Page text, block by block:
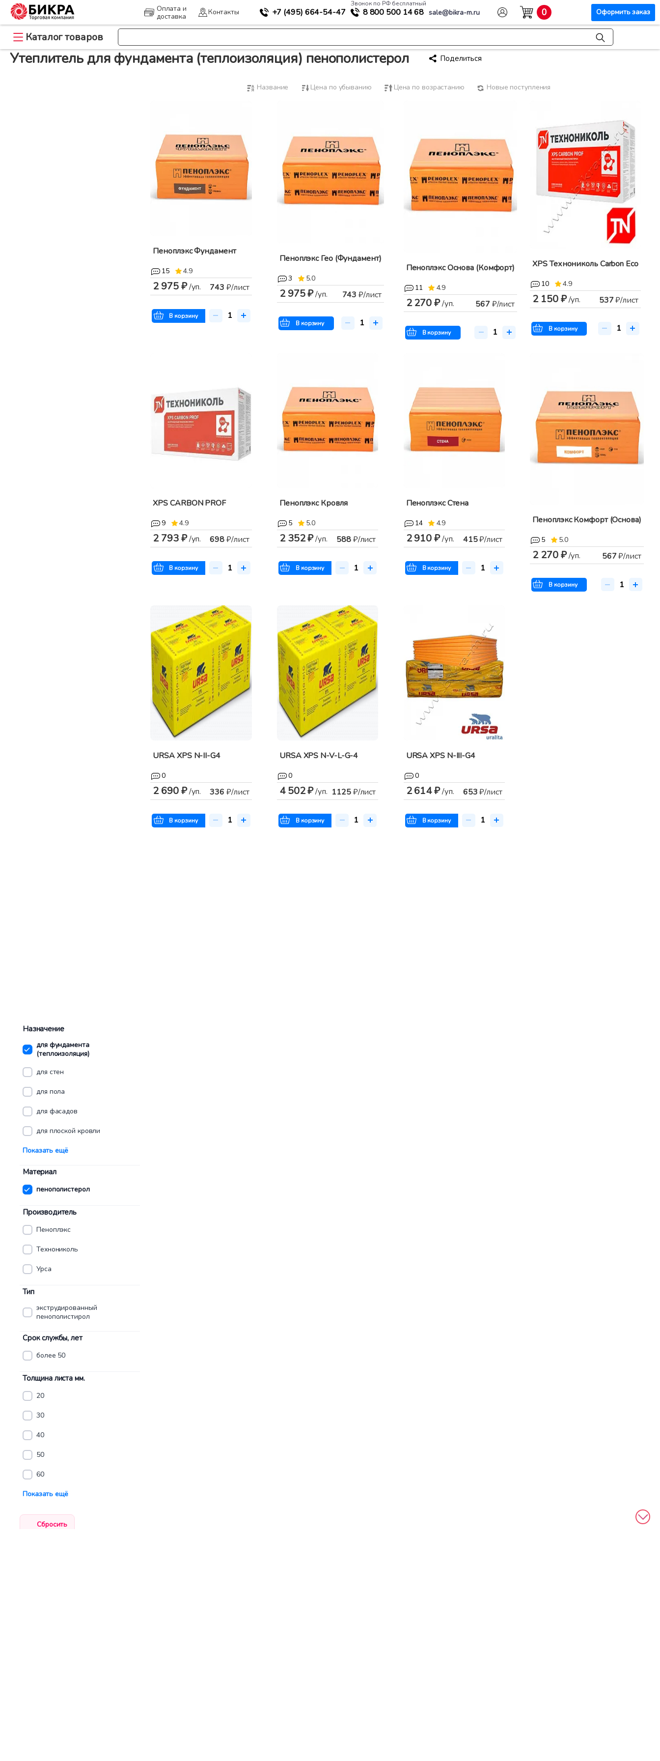
Оплата и
доставка
Контакты +7 (495) 664-54-47
Звонок по РФ бесплатный
8 800 500 14 68 sale@bikra-m.ru 0 Оформить заказ
Каталог товаров
Главная >Утеплитель >Утеплитель для фундамента (теплоизоляция) пенополистерол
Утеплитель для фундамента (теплоизоляция) пенополистерол Поделиться
Назначение
для фундамента
(теплоизоляция)
для стен
для пола
для фасадов
для плоской кровли
Показать ещё
Материал
пенополистерол
Производитель
Пеноплэкс
Технониколь
Урса
Тип
экструдированный
пенополистирол
Срок службы, лет
более 50
Толщина листа мм.
20
30
40
50
60
Показать ещё
Название Цена по убыванию Цена по возрастанию Новые поступления
Пеноплэкс Фундамент
15 4.9
2 975 ₽/уп. 743 ₽/лист
В корзину
Пеноплэкс Гео (Фундамент)
3 5.0
2 975 ₽/уп. 743 ₽/лист
В корзину
Пеноплэкс Основа (Комфорт)
11 4.9
2 270 ₽/уп. 567₽/лист
В корзину
XPS Технониколь Carbon Eco
10 4.9
2 150 ₽/уп. 537₽/лист
В корзину
XPS CARBON PROF
9 4.9
2 793 ₽/уп. 698₽/лист
В корзину
Пеноплэкс Кровля
5 5.0
2 352 ₽/уп. 588₽/лист
В корзину
Пеноплэкс Стена
14 4.9
2 910 ₽/уп. 415₽/лист
В корзину
Пеноплэкс Комфорт (Основа)
5 5.0
2 270 ₽/уп. 567₽/лист
В корзину
URSA XPS N-II-G4
0
2 690 ₽/уп. 336 ₽/лист
В корзину
URSA XPS N-V-L-G-4
0
4 502 ₽/уп. 1125₽/лист
В корзину
URSA XPS N-III-G4
0
2 614 ₽/уп. 653₽/лист
В корзину